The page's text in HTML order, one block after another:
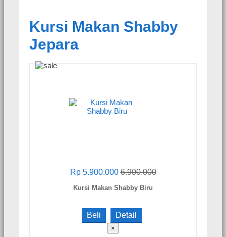
Kursi Makan Shabby
Jepara
Rp 5.900.0006.900.000
Kursi Makan Shabby Biru
Beli Detail
×